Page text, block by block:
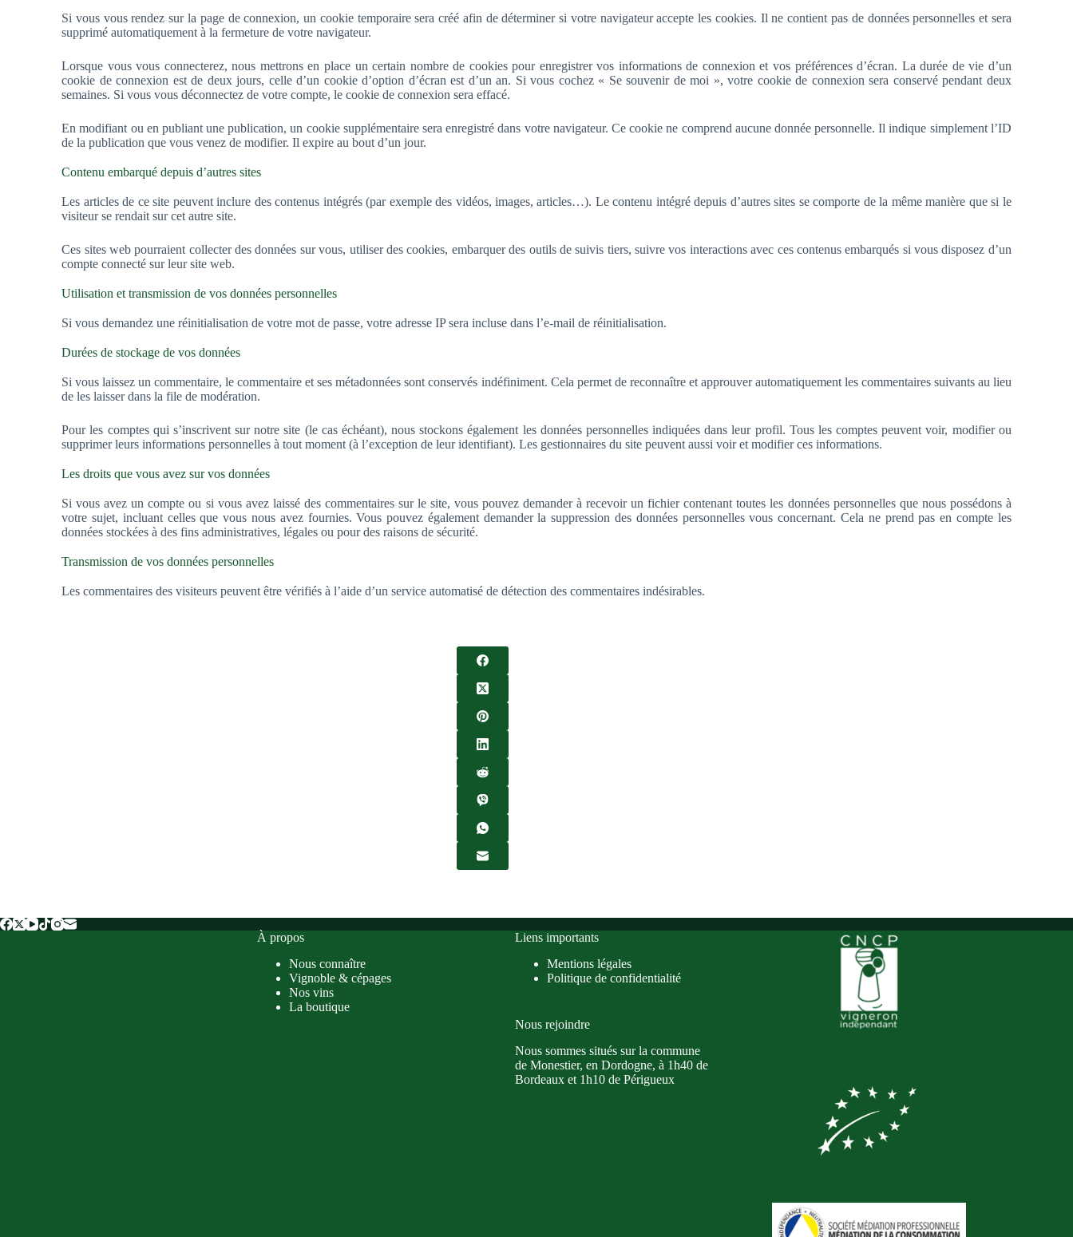
Si vous vous rendez sur la page de connexion, un cookie temporaire sera créé afin de déterminer si votre navigateur accepte les cookies. Il ne contient pas de données personnelles et sera
supprimé automatiquement à la fermeture de votre navigateur.
Lorsque vous vous connecterez, nous mettrons en place un certain nombre de cookies pour enregistrer vos informations de connexion et vos préférences d’écran. La durée de vie d’un
cookie de connexion est de deux jours, celle d’un cookie d’option d’écran est d’un an. Si vous cochez « Se souvenir de moi », votre cookie de connexion sera conservé pendant deux
semaines. Si vous vous déconnectez de votre compte, le cookie de connexion sera effacé.
En modifiant ou en publiant une publication, un cookie supplémentaire sera enregistré dans votre navigateur. Ce cookie ne comprend aucune donnée personnelle. Il indique simplement l’ID
de la publication que vous venez de modifier. Il expire au bout d’un jour.
Contenu embarqué depuis d’autres sites
Les articles de ce site peuvent inclure des contenus intégrés (par exemple des vidéos, images, articles…). Le contenu intégré depuis d’autres sites se comporte de la même manière que si le
visiteur se rendait sur cet autre site.
Ces sites web pourraient collecter des données sur vous, utiliser des cookies, embarquer des outils de suivis tiers, suivre vos interactions avec ces contenus embarqués si vous disposez d’un
compte connecté sur leur site web.
Utilisation et transmission de vos données personnelles
Si vous demandez une réinitialisation de votre mot de passe, votre adresse IP sera incluse dans l’e-mail de réinitialisation.
Durées de stockage de vos données
Si vous laissez un commentaire, le commentaire et ses métadonnées sont conservés indéfiniment. Cela permet de reconnaître et approuver automatiquement les commentaires suivants au lieu
de les laisser dans la file de modération.
Pour les comptes qui s’inscrivent sur notre site (le cas échéant), nous stockons également les données personnelles indiquées dans leur profil. Tous les comptes peuvent voir, modifier ou
supprimer leurs informations personnelles à tout moment (à l’exception de leur identifiant). Les gestionnaires du site peuvent aussi voir et modifier ces informations.
Les droits que vous avez sur vos données
Si vous avez un compte ou si vous avez laissé des commentaires sur le site, vous pouvez demander à recevoir un fichier contenant toutes les données personnelles que nous possédons à
votre sujet, incluant celles que vous nous avez fournies. Vous pouvez également demander la suppression des données personnelles vous concernant. Cela ne prend pas en compte les
données stockées à des fins administratives, légales ou pour des raisons de sécurité.
Transmission de vos données personnelles
Les commentaires des visiteurs peuvent être vérifiés à l’aide d’un service automatisé de détection des commentaires indésirables.
À propos
Nous connaître
Vignoble & cépages
Nos vins
La boutique
Liens importants
Mentions légales
Politique de confidentialité
Nous rejoindre
Nous sommes situés sur la commune
de Monestier, en Dordogne, à 1h40 de
Bordeaux et 1h10 de Périgueux